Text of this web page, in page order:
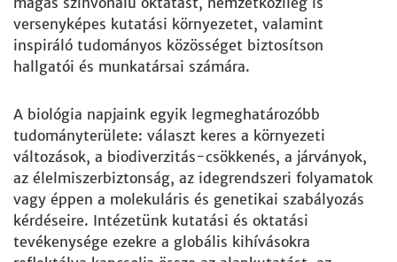
versenyképes kutatási környezetet, valamint
inspiráló tudományos közösséget biztosítson
hallgatói és munkatársai számára.
A biológia napjaink egyik legmeghatározóbb
tudományterülete: választ keres a környezeti
változások, a biodiverzitás-csökkenés, a járványok,
az élelmiszerbiztonság, az idegrendszeri folyamatok
vagy éppen a molekuláris és genetikai szabályozás
kérdéseire. Intézetünk kutatási és oktatási
tevékenysége ezekre a globális kihívásokra